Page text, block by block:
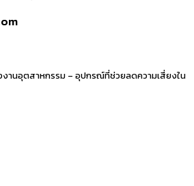
งานอุตสาหกรรม – อุปกรณ์ที่ช่วยลดความเสี่ยงใน